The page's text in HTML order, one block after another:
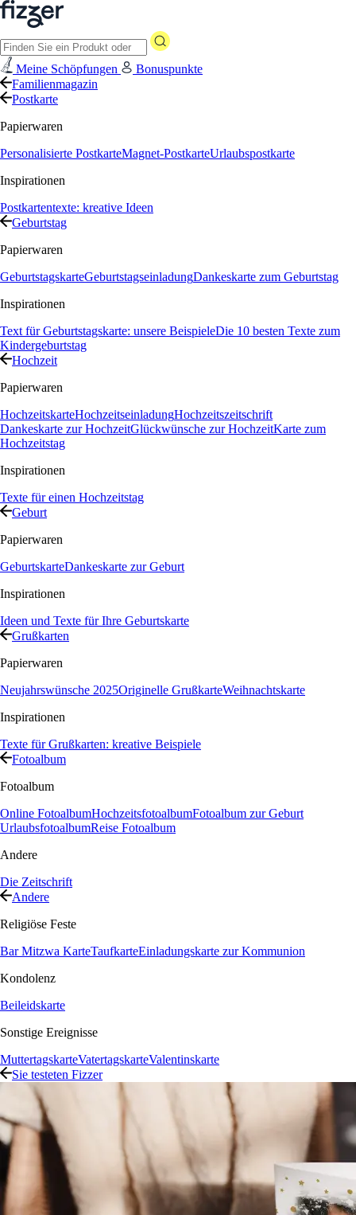
Meine Schöpfungen
Bonuspunkte
Familienmagazin
Postkarte
Papierwaren
Personalisierte PostkarteMagnet-PostkarteUrlaubspostkarte
Inspirationen
Postkartentexte: kreative Ideen
Geburtstag
Papierwaren
GeburtstagskarteGeburtstagseinladungDankeskarte zum Geburtstag
Inspirationen
Text für Geburtstagskarte: unsere BeispieleDie 10 besten Texte zum
Kindergeburtstag
Hochzeit
Papierwaren
HochzeitskarteHochzeitseinladungHochzeitszeitschrift
Dankeskarte zur HochzeitGlückwünsche zur HochzeitKarte zum
Hochzeitstag
Inspirationen
Texte für einen Hochzeitstag
Geburt
Papierwaren
GeburtskarteDankeskarte zur Geburt
Inspirationen
Ideen und Texte für Ihre Geburtskarte
Grußkarten
Papierwaren
Neujahrswünsche 2025Originelle GrußkarteWeihnachtskarte
Inspirationen
Texte für Grußkarten: kreative Beispiele
Fotoalbum
Fotoalbum
Online FotoalbumHochzeitsfotoalbumFotoalbum zur Geburt
UrlaubsfotoalbumReise Fotoalbum
Andere
Die Zeitschrift
Andere
Religiöse Feste
Bar Mitzwa KarteTaufkarteEinladungskarte zur Kommunion
Kondolenz
Beileidskarte
Sonstige Ereignisse
MuttertagskarteVatertagskarteValentinskarte
Sie testeten Fizzer